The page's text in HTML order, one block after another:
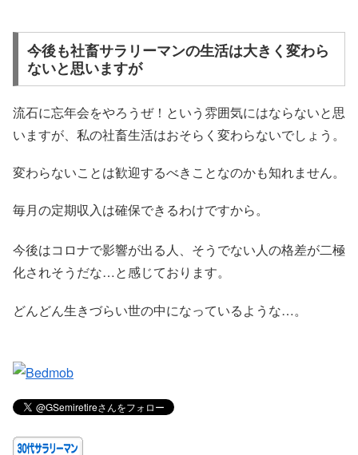
今後も社畜サラリーマンの生活は大きく変わら
ないと思いますが
流石に忘年会をやろうぜ！という雰囲気にはならないと思
いますが、私の社畜生活はおそらく変わらないでしょう。
変わらないことは歓迎するべきことなのかも知れません。
毎月の定期収入は確保できるわけですから。
今後はコロナで影響が出る人、そうでない人の格差が二極
化されそうだな…と感じております。
どんどん生きづらい世の中になっているような…。